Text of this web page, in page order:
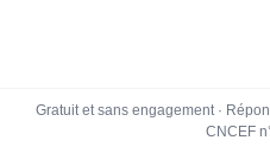
Gratuit et sans engagement ·
CNCEF